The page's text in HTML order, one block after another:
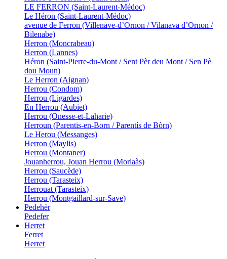
LE FERRON (Saint-Laurent-Médoc)
Le Héron (Saint-Laurent-Médoc)
avenue de Ferron (Villenave-d’Ornon / Vilanava d’Ornon /
Bilenabe)
Herron (Moncrabeau)
Herron (Lannes)
Héron (Saint-Pierre-du-Mont / Sent Pèr deu Mont / Sen Pè
dou Moun)
Le Herron (Aignan)
Herrou (Condom)
Herrou (Ligardes)
En Herrou (Aubiet)
Herrou (Onesse-et-Laharie)
Herroun (Parentis-en-Born / Parentís de Bòrn)
Le Herou (Messanges)
Herron (Maylis)
Herrou (Montaner)
Jouanherrou, Jouan Herrou (Morlaàs)
Herrou (Saucède)
Herrou (Tarasteix)
Herrouat (Tarasteix)
Herrou (Montgaillard-sur-Save)
Pedehèr
Pedefer
Herret
Ferret
Herret